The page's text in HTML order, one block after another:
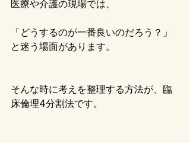
医療や介護の現場では、
「どうするのが一番良いのだろう？」
と迷う場面があります。
そんな時に考えを整理する方法が、臨
床倫理4分割法です。